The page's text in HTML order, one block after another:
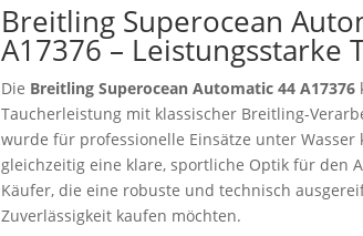
Breitling Superocean
A17376 – Leistungsstarke
Die Breitling Superocean Automatic 44 A17376
Taucherleistung mit klassischer Breitling-
wurde für professionelle Einsätze unter
gleichzeitig eine klare, sportliche Optik für den
Käufer, die eine robuste und technisch
Zuverlässigkeit kaufen möchten.